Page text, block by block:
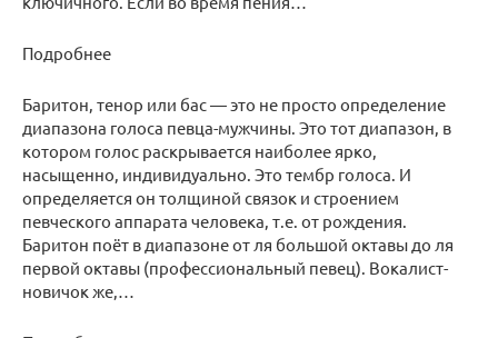
Подробнее
Баритон, тенор или бас — это не просто определение
диапазона голоса певца-мужчины. Это тот диапазон, в
котором голос раскрывается наиболее ярко,
насыщенно, индивидуально. Это тембр голоса. И
определяется он толщиной связок и строением
певческого аппарата человека, т.е. от рождения.
Баритон поёт в диапазоне от ля большой октавы до ля
первой октавы (профессиональный певец). Вокалист-
новичок же,…